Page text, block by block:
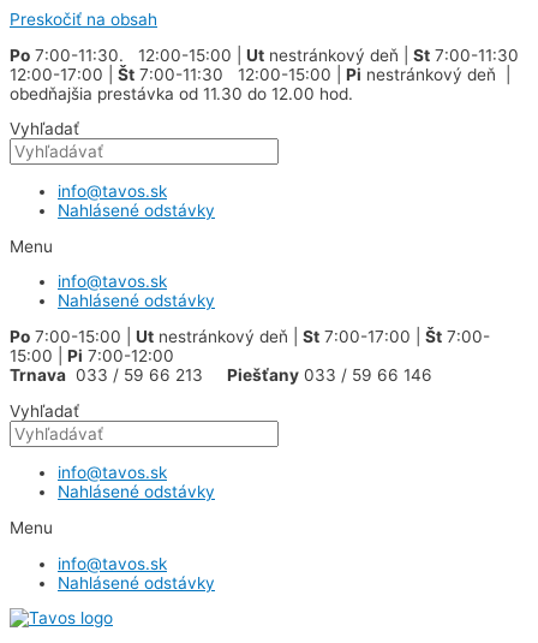
Preskočiť na obsah
Po 7:00-11:30. 12:00-15:00 | Ut nestránkový deň | St 7:00-11:30
12:00-17:00 | Št 7:00-11:30 12:00-15:00 | Pi nestránkový deň |
obedňajšia prestávka od 11.30 do 12.00 hod.
Vyhľadať
info@tavos.sk
Nahlásené odstávky
Menu
info@tavos.sk
Nahlásené odstávky
Po 7:00-15:00 | Ut nestránkový deň | St 7:00-17:00 | Št 7:00-
15:00 | Pi 7:00-12:00
Trnava 033 / 59 66 213 Piešťany 033 / 59 66 146
Vyhľadať
info@tavos.sk
Nahlásené odstávky
Menu
info@tavos.sk
Nahlásené odstávky